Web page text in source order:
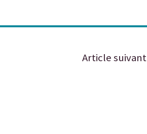
Article suivant